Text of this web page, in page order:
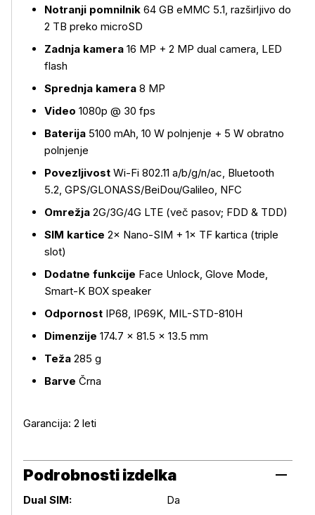
Notranji pomnilnik 64 GB eMMC 5.1, razširljivo do
2 TB preko microSD
Zadnja kamera 16 MP + 2 MP dual camera, LED
flash
Sprednja kamera 8 MP
Video 1080p @ 30 fps
Baterija 5100 mAh, 10 W polnjenje + 5 W obratno
polnjenje
Povezljivost Wi-Fi 802.11 a/b/g/n/ac, Bluetooth
5.2, GPS/GLONASS/BeiDou/Galileo, NFC
Omrežja 2G/3G/4G LTE (več pasov; FDD & TDD)
SIM kartice 2× Nano-SIM + 1× TF kartica (triple
slot)
Dodatne funkcije Face Unlock, Glove Mode,
Smart-K BOX speaker
Odpornost IP68, IP69K, MIL-STD-810H
Dimenzije 174.7 × 81.5 × 13.5 mm
Teža 285 g
Barve Črna
Garancija: 2 leti
Podrobnosti izdelka
Dual SIM:
Da